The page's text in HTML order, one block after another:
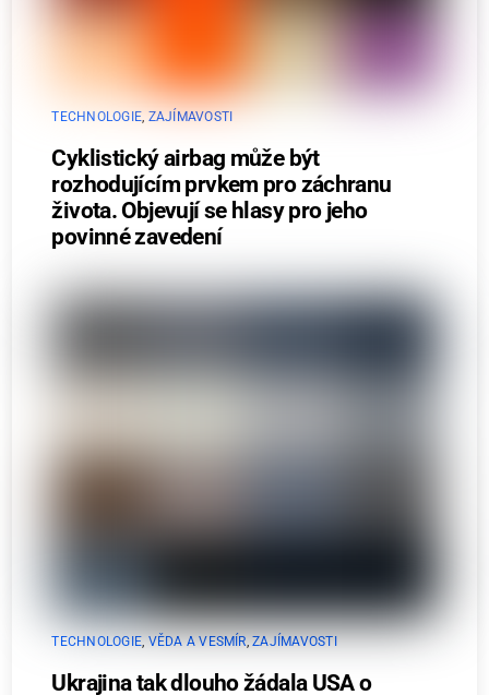
TECHNOLOGIE, ZAJÍMAVOSTI
Cyklistický airbag může být
rozhodujícím prvkem pro záchranu
života. Objevují se hlasy pro jeho
povinné zavedení
TECHNOLOGIE, VĚDA A VESMÍR,ZAJÍMAVOSTI
Ukrajina tak dlouho žádala USA o